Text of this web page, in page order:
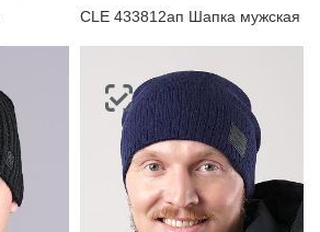
CLE 433812ап Шапка мужская